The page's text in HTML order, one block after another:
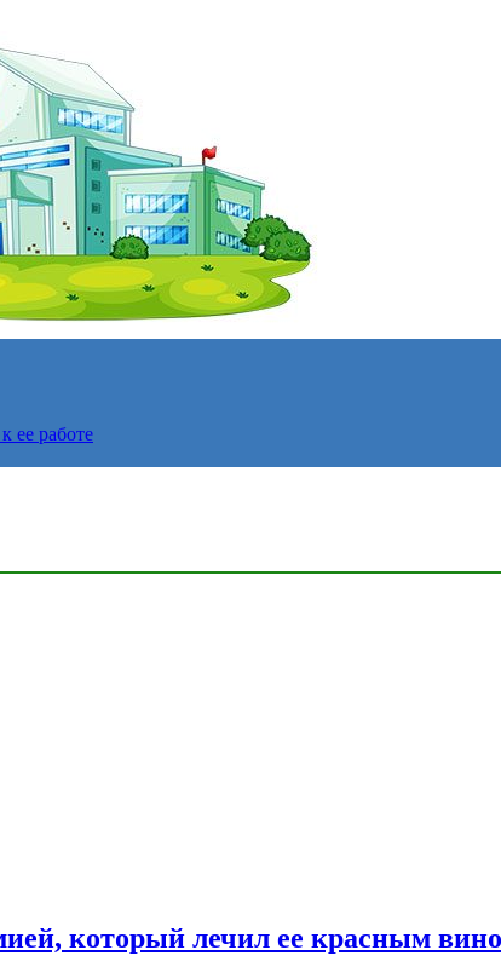
ее работе
который лечил ее красным